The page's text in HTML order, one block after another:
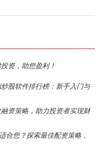
资，助您盈利！
股软件排行榜：新手入门与
资策略，助力投资者实现财
合您？探索最佳配资策略，